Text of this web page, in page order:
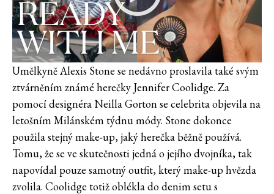
Umělkyně Alexis Stone se nedávno proslavila také svým
ztvárněním známé herečky Jennifer Coolidge. Za
pomocí designéra Neilla Gorton se celebrita objevila na
letošním Milánském týdnu módy. Stone dokonce
použila stejný make-up, jaký herečka běžně používá.
Tomu, že se ve skutečnosti jedná o jejího dvojníka, tak
napovídal pouze samotný outfit, který make-up hvězda
zvolila. Coolidge totiž oblékla do denim setu s